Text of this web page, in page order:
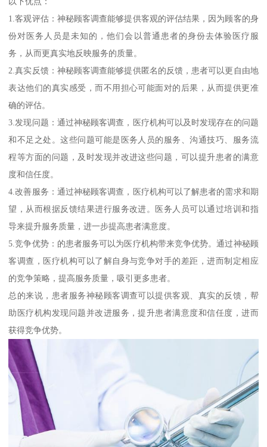
1.客观评估：神秘顾客调查能够提供客观的评估结果，因为顾客的身
份对医务人员是未知的，他们会以普通患者的身份去体验医疗服
务，从而更真实地反映服务的质量。
2.真实反馈：神秘顾客调查能够提供匿名的反馈，患者可以更自由地
表达他们的真实感受，而不用担心可能面对的后果，从而提供更准
确的评估。
3.发现问题：通过神秘顾客调查，医疗机构可以及时发现存在的问题
和不足之处。这些问题可能是医务人员的服务、沟通技巧、服务流
程等方面的问题，及时发现并改进这些问题，可以提升患者的满意
度和信任度。
4.改善服务：通过神秘顾客调查，医疗机构可以了解患者的需求和期
望，从而根据反馈结果进行服务改进。医务人员可以通过培训和指
导来提升服务质量，进一步提高患者满意度。
5.竞争优势：的患者服务可以为医疗机构带来竞争优势。通过神秘顾
客调查，医疗机构可以了解自身与竞争对手的差距，进而制定相应
的竞争策略，提高服务质量，吸引更多患者。
总的来说，患者服务神秘顾客调查可以提供客观、真实的反馈，帮
助医疗机构发现问题并改进服务，提升患者满意度和信任度，进而
获得竞争优势。